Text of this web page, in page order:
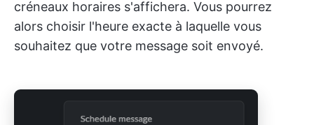
créneaux horaires s'affichera. Vous pourrez
alors choisir l'heure exacte à laquelle vous
souhaitez que votre message soit envoyé.